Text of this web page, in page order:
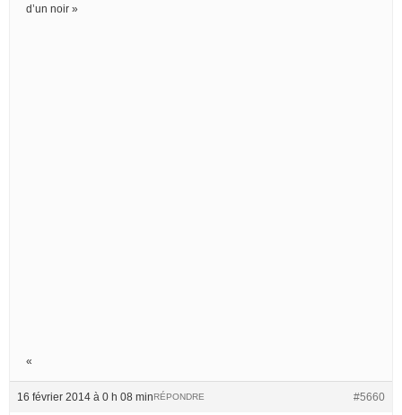
d’un noir »
«
16 février 2014 à 0 h 08 min #5660
RÉPONDRE